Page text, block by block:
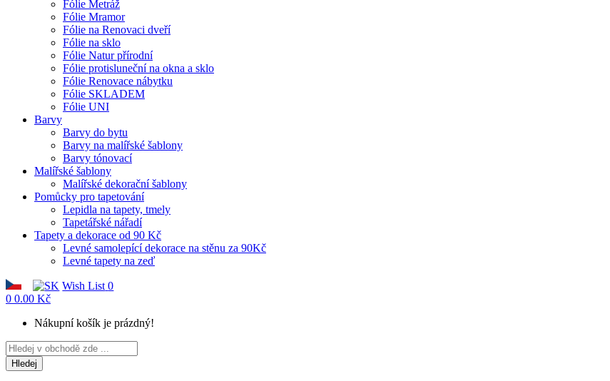
Fólie Metráž
Fólie Mramor
Fólie na Renovaci dveří
Fólie na sklo
Fólie Natur přírodní
Fólie protisluneční na okna a sklo
Fólie Renovace nábytku
Fólie SKLADEM
Fólie UNI
Barvy
Barvy do bytu
Barvy na malířské šablony
Barvy tónovací
Malířské šablony
Malířské dekorační šablony
Pomůcky pro tapetování
Lepidla na tapety, tmely
Tapetářské nářadí
Tapety a dekorace od 90 Kč
Levné samolepící dekorace na stěnu za 90Kč
Levné tapety na zeď
Wish List 0
0 0.00 Kč
Nákupní košík je prázdný!
Hledej